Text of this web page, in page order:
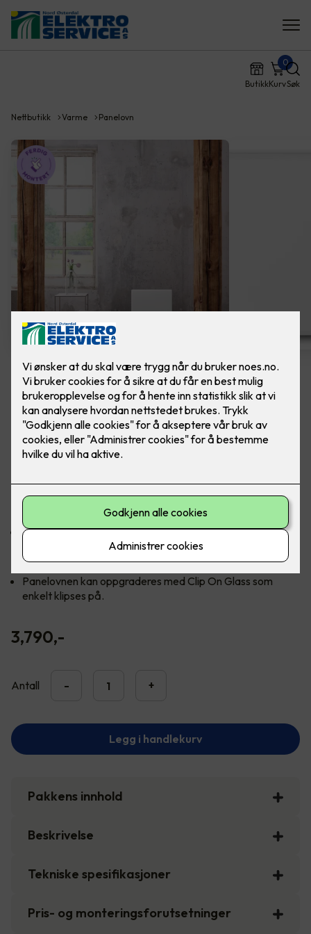
ButikkKurv
0
Søk
Nettbutikk Varme Panelovn
Nobø Top Panelovn 1000W
Ferdig montert utskift panelovn - Nobø Top
1000W inkl. kontrollenhet
smart luftutslipp i topp sikrer ovnen optimal varmefordeling.
Nobø har markedets mest nøyaktige termostat som sikrer
en jevn og behagelig innetemperatur selv om
utetemperaturen plutselig skulle falle.
Panelovnen kan oppgraderes med Clip On Glass som
enkelt klipses på.
3,790,-
Antall - +
Legg i handlekurv
Pakkens innhold
Beskrivelse
Tekniske spesifikasjoner
Pris- og monteringsforutsetninger